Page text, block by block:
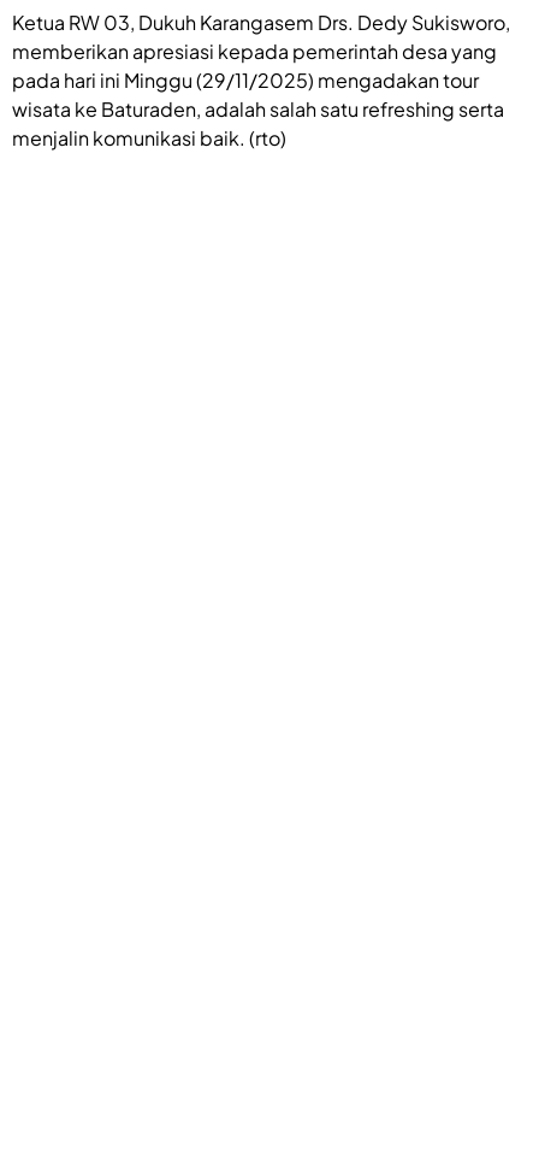
Ketua RW 03, Dukuh Karangasem Drs. Dedy Sukisworo,
memberikan apresiasi kepada pemerintah desa yang
pada hari ini Minggu (29/11/2025) mengadakan tour
wisata ke Baturaden, adalah salah satu refreshing serta
menjalin komunikasi baik. (rto)